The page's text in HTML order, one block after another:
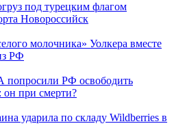
под турецким флагом
Новороссийск
молочника» Уолкера вместе
РФ
РФ освободить
при смерти?
ударила по складу Wildberries в